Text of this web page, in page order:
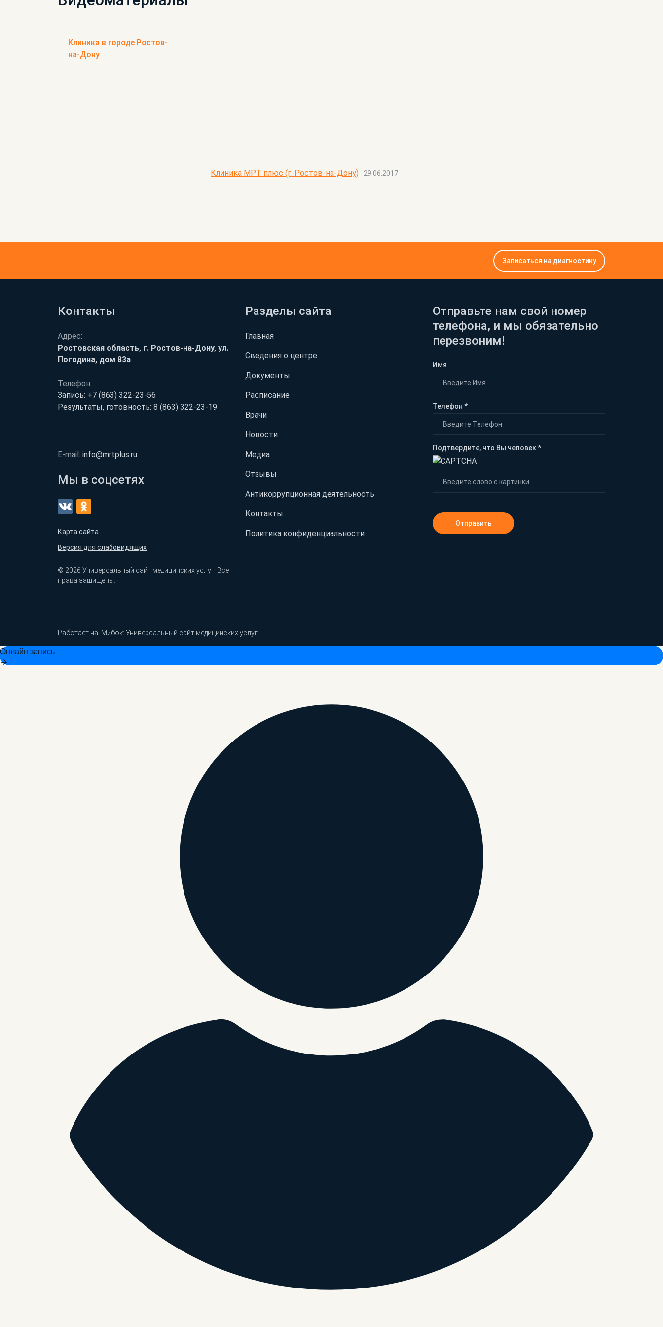
Клиника в городе Ростов-
на-Дону
Клиника МРТ плюс (г. Ростов-на-Дону) 29.06.2017
Записаться на диагностику
Контакты
Адрес:
Ростовская область, г. Ростов-на-Дону, ул.
Погодина, дом 83а
Телефон:
Запись: +7 (863) 322-23-56
Результаты, готовность: 8 (863) 322-23-19
E-mail: info@mrtplus.ru
Мы в соцсетях
Карта сайта
Версия для слабовидящих
© 2026 Универсальный сайт медицинских услуг. Все
права защищены.
Разделы сайта
Главная
Сведения о центре
Документы
Расписание
Врачи
Новости
Медиа
Отзывы
Антикоррупционная деятельность
Контакты
Политика конфиденциальности
Отправьте нам свой номер
телефона, и мы обязательно
перезвоним!
Имя
Телефон *
Подтвердите, что Вы человек *
Отправить
Работает на: Мибок: Универсальный сайт медицинских услуг